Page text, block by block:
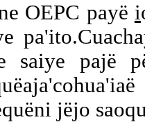
OEPC payë i
saiye pajë
jëjo